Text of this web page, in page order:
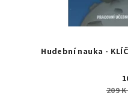
Hudební nauka -
209